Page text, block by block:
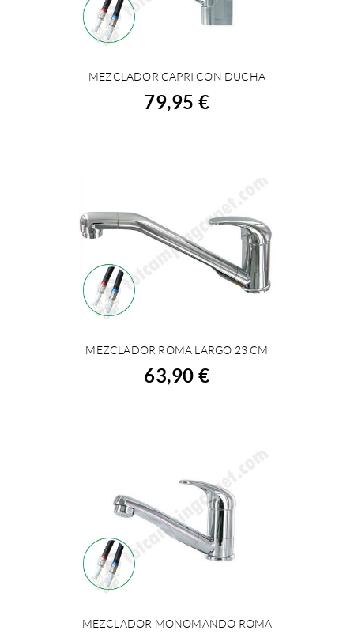
COMPRAR
MEZCLADOR CAPRI CON DUCHA
79,95 €
COMPRAR
MEZCLADOR ROMA LARGO 23 CM
63,90 €
COMPRAR
MEZCLADOR MONOMANDO ROMA